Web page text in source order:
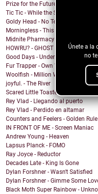
Únete a la
no
Prize for the Future - Farewell
Tic Tic - While the Shadows Grow
Goldy Head - No Tengo Problema
Morningless - This Party
Midnite Pharmacy - Becoming
HOWRU? - GHOST
Good Days - Undertow
Fur Trapper - Own Worst Enemy
Woolfish - Million Ways
joyful. - The River
Scared Little Toaster - NO DECAF
Rey Vlad - Llegando al puerto
Rey Vlad - Perdido en altamar
Counters and Feelers - Golden Rule
IN FRONT OF ME - Screen Maniac
Andrew Young - Heaven
Lapsus Planck - FOMO
Ray Joyce - Reductor
Decades Late - King Is Gone
Dylan Forshner - Wasn't Satisfied
Dylan Forshner - Gimme Some
Black Moth Super Rainbow -